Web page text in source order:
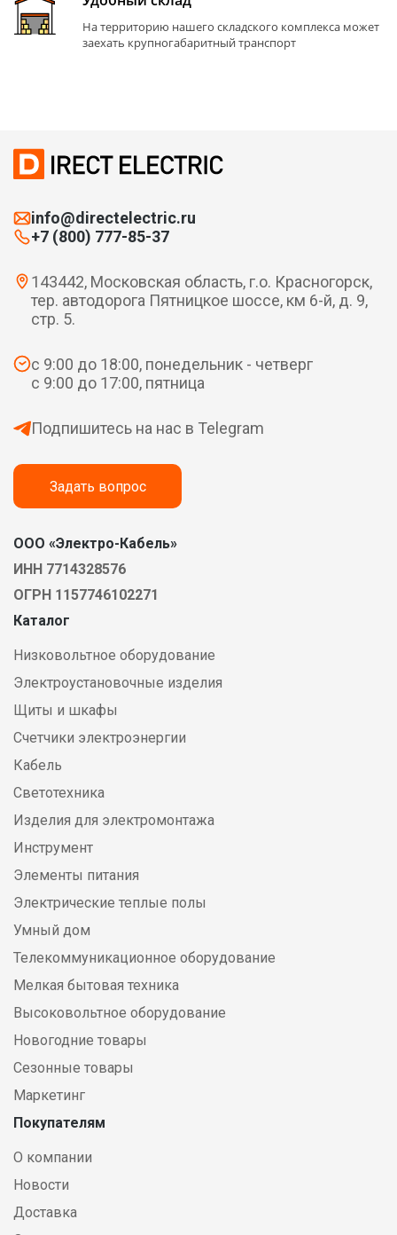
На территорию нашего складского комплекса может
заехать крупногабаритный транспорт
info@directelectric.ru
+7 (800) 777-85-37
143442, Московская область, г.о. Красногорск,
тер. автодорога Пятницкое шоссе, км 6-й, д. 9,
стр. 5.
с 9:00 до 18:00, понедельник - четверг
с 9:00 до 17:00, пятница
Подпишитесь на нас в Telegram
Задать вопрос
ООО «Электро-Кабель»
ИНН 7714328576
ОГРН 1157746102271
Каталог
Низковольтное оборудование
Электроустановочные изделия
Щиты и шкафы
Счетчики электроэнергии
Кабель
Светотехника
Изделия для электромонтажа
Инструмент
Элементы питания
Электрические теплые полы
Умный дом
Телекоммуникационное оборудование
Мелкая бытовая техника
Высоковольтное оборудование
Новогодние товары
Сезонные товары
Маркетинг
Покупателям
О компании
Новости
Доставка